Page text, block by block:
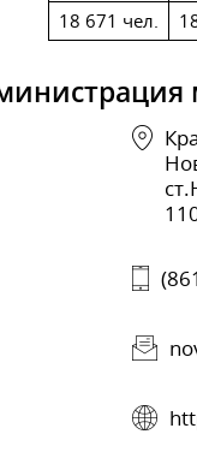
18 671 чел.